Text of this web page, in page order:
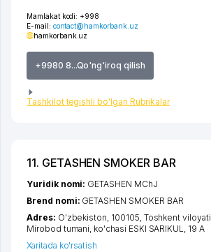
Mamlakat kodi: +998
E-mail: contact@hamkorbank.uz
hamkorbank.uz
+9980 8...Qo'ng'iroq qilish
Tashkilot tegishli bo'lgan Rubrikalar
11. GETASHEN SMOKER BAR
Yuridik nomi: GETASHEN MChJ
Brend nomi: GETASHEN SMOKER BAR
Adres: O'zbekiston, 100105, Toshkent viloyati
Mirobod tumani, ko'chasi ESKI SARIKUL, 19 A
Xaritada ko'rsatish